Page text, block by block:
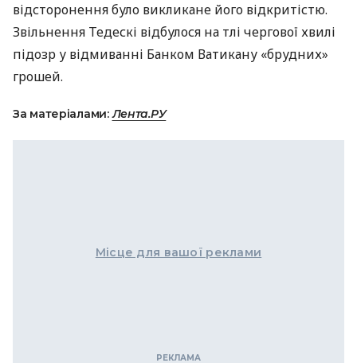
відсторонення було викликане його відкритістю.
Звільнення Тедескі відбулося на тлі чергової хвилі
підозр у відмиванні Банком Ватикану «брудних»
грошей.
За матеріалами:Лента.РУ
Місце для вашої реклами